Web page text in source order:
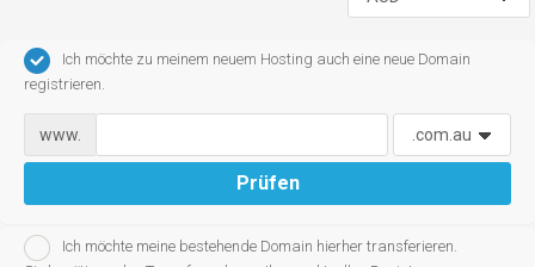
Ich möchte zu meinem neuem Hosting auch eine neue Domain
registrieren.
www.
Prüfen
Ich möchte meine bestehende Domain hierher transferieren.